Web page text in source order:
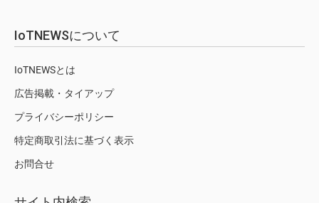
IoTNEWSについて
IoTNEWSとは
広告掲載・タイアップ
プライバシーポリシー
特定商取引法に基づく表示
お問合せ